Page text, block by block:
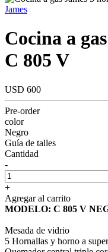
James
Cocina a
C 805 V
USD 600
Pre-order
color
Negro
Guía de talles
Cantidad
-
+
Agregar al carrito
MODELO: C 805 V
Mesada de vidrio
5 Hornallas y horno a